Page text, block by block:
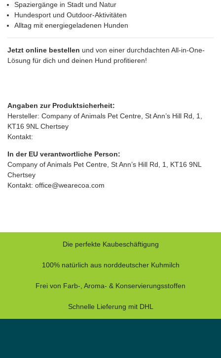
Spaziergänge in Stadt und Natur
Hundesport und Outdoor-Aktivitäten
Alltag mit energiegeladenen Hunden
Jetzt online bestellen und von einer durchdachten All-in-One-
Lösung für dich und deinen Hund profitieren!
Angaben zur Produktsicherheit:
Hersteller: Company of Animals Pet Centre, St Ann’s Hill Rd, 1,
KT16 9NL Chertsey
Kontakt:
In der EU verantwortliche Person:
Company of Animals Pet Centre, St Ann’s Hill Rd, 1, KT16 9NL
Chertsey
Kontakt: office@wearecoa.com
Die perfekte Kaubeschäftigung
100% natürlich aus norddeutscher Kuhmilch
Frei von Farb-, Aroma- & Konservierungsstoffen
Schnelle Lieferung mit DHL